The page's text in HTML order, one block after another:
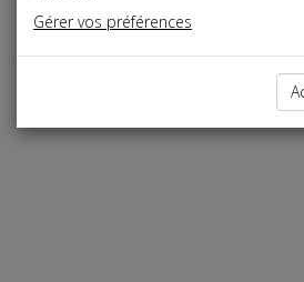
Espace réservé
Ce contenu est réservé aux Clients
Si vous êtes client, saisissez votre
Gérer vos préférences